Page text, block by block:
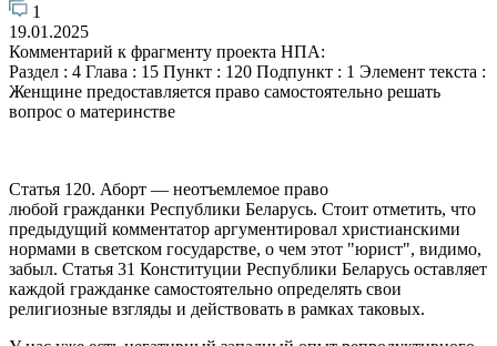
1
19.01.2025
Комментарий к фрагменту проекта НПА:
Раздел : 4 Глава : 15 Пункт : 120 Подпункт : 1 Элемент текста :
Женщине предоставляется право самостоятельно решать
вопрос о материнстве
Статья 120. Аборт — неотъемлемое право
любой гражданки Республики Беларусь. Стоит отметить, что
предыдущий комментатор аргументировал христианскими
нормами в светском государстве, о чем этот "юрист", видимо,
забыл. Статья 31 Конституции Республики Беларусь оставляет
каждой гражданке самостоятельно определять свои
религиозные взгляды и действовать в рамках таковых.